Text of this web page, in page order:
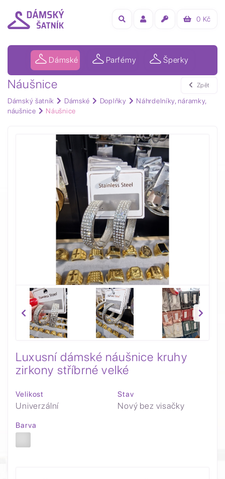
0 Kč
Dámské Parfémy Šperky
Náušnice
Dámský šatník Dámské Doplňky
Náhrdelníky, náramky,
náušnice
Náušnice
Zpět
Luxusní dámské náušnice kruhy
zirkony stříbrné velké
Velikost
Univerzální
Stav
Nový bez visačky
Barva